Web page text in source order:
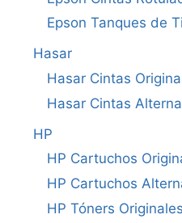
Epson Tanques de
Hasar
Hasar Cintas
Hasar Cintas
HP
HP Cartuchos
HP Cartuchos
HP Tóners Originales